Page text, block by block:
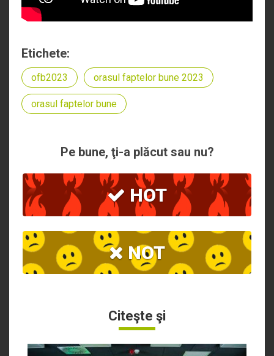
Etichete:
ofb2023 orasul faptelor bune 2023
orasul faptelor bune
Pe bune, ţi-a plăcut sau nu?
HOT
NOT
Citeşte şi